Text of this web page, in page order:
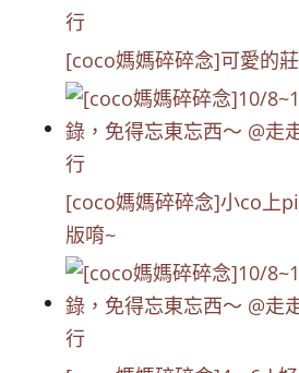
[coco媽媽碎碎念]可愛的
[coco媽媽碎碎念]小co上
版唷~